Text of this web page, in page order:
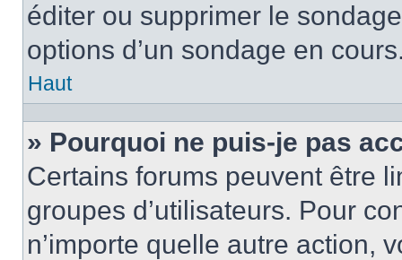
éditer ou supprimer le
options d’un sondage en
Haut
» Pourquoi ne puis-je pas
Certains forums peuvent être
groupes d’utilisateurs. Pour
n’importe quelle autre action,